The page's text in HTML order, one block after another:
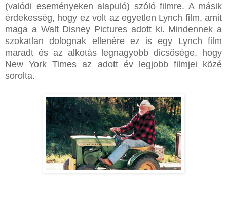
(valódi eseményeken alapuló) szóló filmre. A másik
érdekesség, hogy ez volt az egyetlen Lynch film, amit
maga a Walt Disney Pictures adott ki. Mindennek a
szokatlan dolognak ellenére ez is egy Lynch film
maradt és az alkotás legnagyobb dicsősége, hogy
New York Times az adott év legjobb filmjei közé
sorolta.